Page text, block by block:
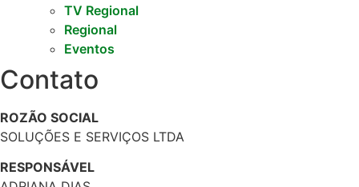
TV Regional
Regional
Eventos
Contato
ROZÃO SOCIAL
SOLUÇÕES E SERVIÇOS LTDA
RESPONSÁVEL